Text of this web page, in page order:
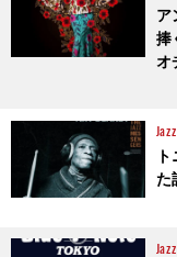
ア
捧
オ
Jazz
た
Jazz